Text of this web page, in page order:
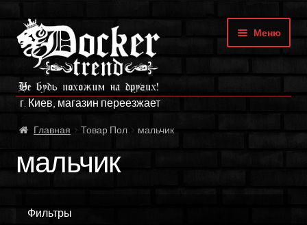
Перейти
к
навигации
Перейти
к
содержимому
г. Киев, магазин переезжает
Меню
ГЛАВНАЯ
МАГАЗИН
О НАС
Главная Товар Пол мальчик
мальчик
Фильтры